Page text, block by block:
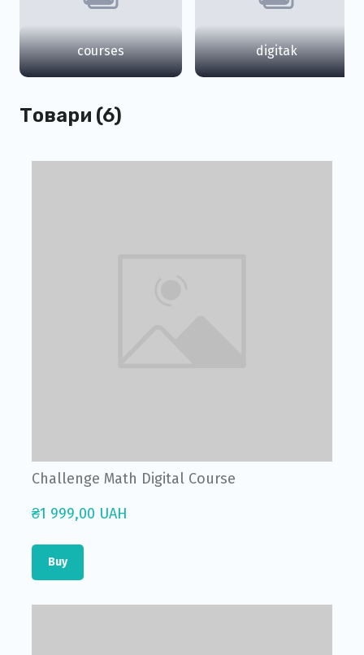
courses digitak
Товари (6)
Challenge Math Digital Course
₴1 999,00 UAH
Buy